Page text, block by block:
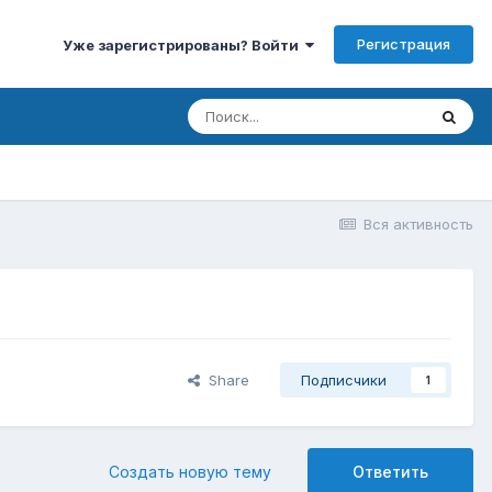
Уже зарегистрированы? Войти Регистрация
Вся активность
Share Подписчики 1
Ответить
Создать новую тему